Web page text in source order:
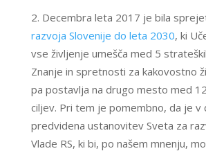
Decembra leta 2017 je bila
razvoja Slovenije do leta 2030, ki
vse življenje umešča med 5
Znanje in spretnosti za kakovostno
pa postavlja na drugo mesto med
ciljev. Pri tem je pomembno, da je v
predvidena ustanovitev Sveta za
Vlade RS, ki bi, po našem mnenju,